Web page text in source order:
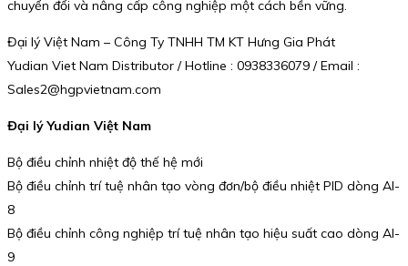
chuyển đổi và nâng cấp công nghiệp một cách bền vững.
Đại lý Việt Nam – Công Ty TNHH TM KT Hưng Gia Phát
Yudian Viet Nam Distributor / Hotline : 0938336079 / Email :
Sales2@hgpvietnam.com
Đại lý Yudian Việt Nam
Bộ điều chỉnh nhiệt độ thế hệ mới
Bộ điều chỉnh trí tuệ nhân tạo vòng đơn/bộ điều nhiệt PID dòng AI-
8
Bộ điều chỉnh công nghiệp trí tuệ nhân tạo hiệu suất cao dòng AI-
9